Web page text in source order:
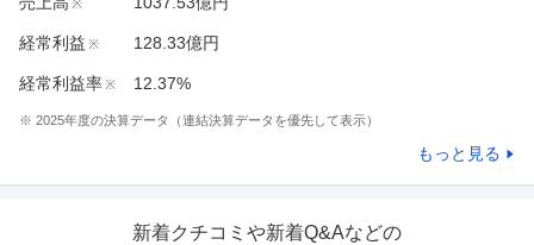
※
経常利益 ※ 128.33億円
経常利益率※ 12.37%
※ 2025年度の決算データ（連結決算データを優先して表示）
もっと見る
新着クチコミや新着Q&Aなどの